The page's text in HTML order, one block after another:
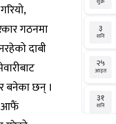
गठनमा
दाबी
बनेका छन् ।
आफैं
३
शनि
२५
आइत
३१
शनि